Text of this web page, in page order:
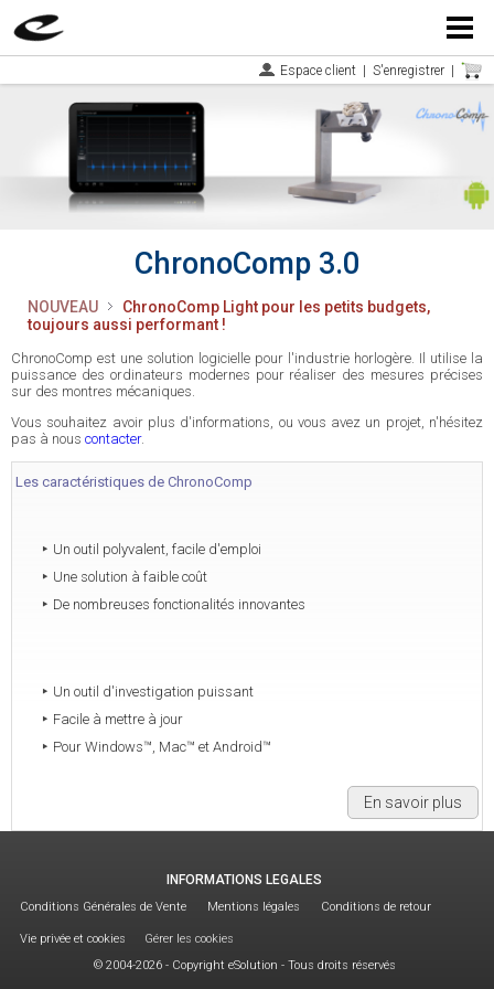
Menu
Espace client S'enregistrer
ChronoComp 3.0
NOUVEAU
ChronoComp Light pour les petits budgets,
toujours aussi performant !
ChronoComp est une solution logicielle pour l'industrie horlogère. Il utilise la
puissance des ordinateurs modernes pour réaliser des mesures précises
sur des montres mécaniques.
Vous souhaitez avoir plus d'informations, ou vous avez un projet, n'hésitez
pas à nous contacter.
Les caractéristiques de ChronoComp
Un outil polyvalent, facile d'emploi
Une solution à faible coût
De nombreuses fonctionalités innovantes
Un outil d'investigation puissant
Facile à mettre à jour
Pour Windows™, Mac™ et Android™
En savoir plus
INFORMATIONS LEGALES
Conditions Générales de Vente Mentions légales Conditions de retour
Vie privée et cookies
Gérer les cookies
© 2004-2026 - Copyright eSolution - Tous droits réservés